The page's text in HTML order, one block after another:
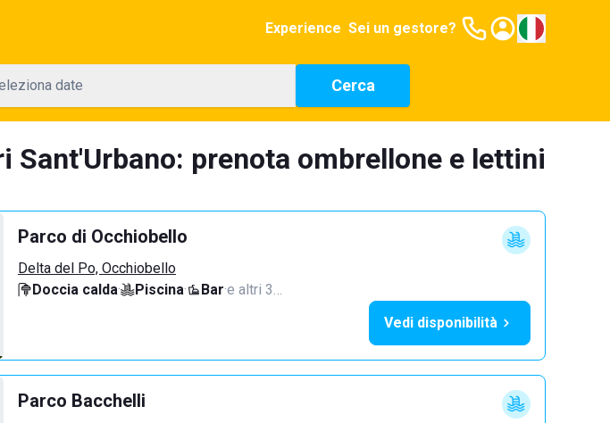
Experience Sei un gestore?
date Cerca
Sant'Urbano: prenota ombrellone e lettini
Parco di Occhiobello
Delta del Po, Occhiobello
Doccia calda· Piscina· Bar·e altri 3…
Vedi disponibilità
Parco Bacchelli